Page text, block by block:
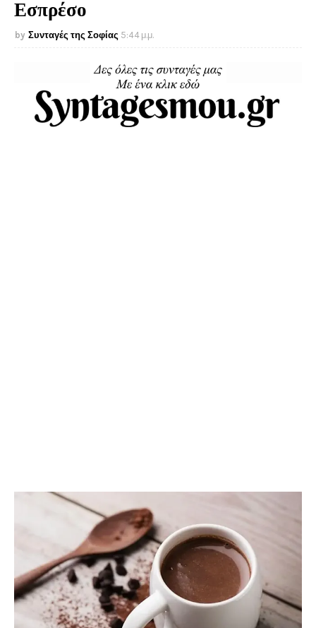
Εσπρέσο
Συνταγές της Σοφίας 5:44 μ.μ.